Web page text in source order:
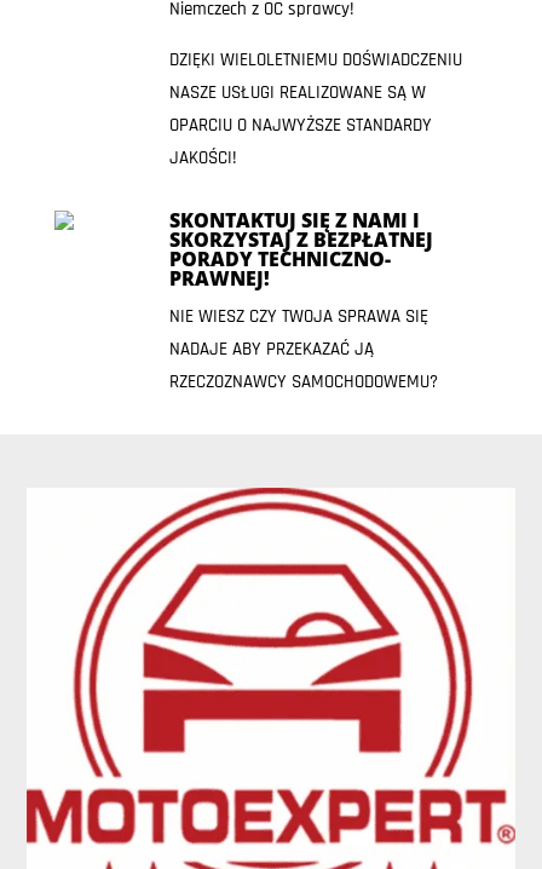
Niemczech z OC sprawcy!
DZIĘKI WIELOLETNIEMU DOŚWIADCZENIU
NASZE USŁUGI REALIZOWANE SĄ W
OPARCIU O NAJWYŻSZE STANDARDY
JAKOŚCI!
SKONTAKTUJ SIĘ Z NAMI I
SKORZYSTAJ Z BEZPŁATNEJ
PORADY TECHNICZNO-
PRAWNEJ!
NIE WIESZ CZY TWOJA SPRAWA SIĘ
NADAJE ABY PRZEKAZAĆ JĄ
RZECZOZNAWCY SAMOCHODOWEMU?